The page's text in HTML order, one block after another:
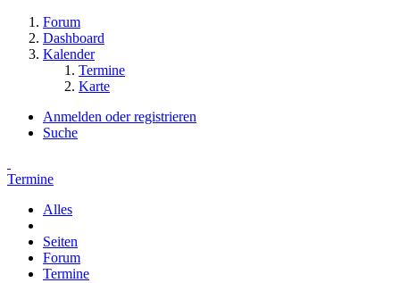
Forum
Dashboard
Kalender
Termine
Karte
Anmelden oder registrieren
Suche
Termine
Alles
Seiten
Forum
Termine